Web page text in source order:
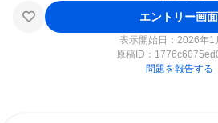
エントリー画
表示開始日：2026年1
原稿ID：
問題を報告する